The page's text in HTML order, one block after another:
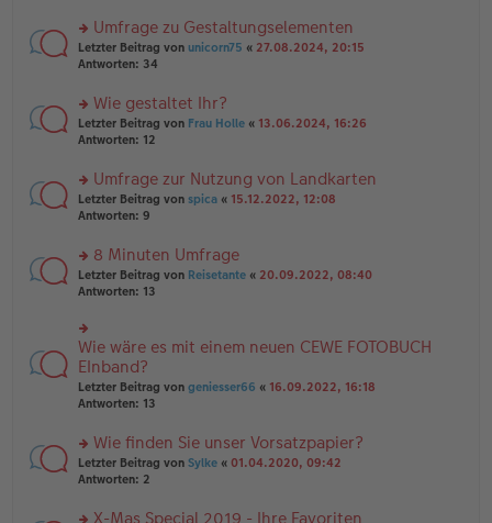
B
ei
tr
g
n
g
el
e
n
er
tr
a
g
rs
te
n
g
el
e
n
er
tr
a
g
Umfrage zu Gestaltungselementen
Letzter Beitrag von unicorn75 « 27.08.2024, 20:15
Antworten: 34
rs
te
n
g
el
e
n
er
tr
a
g
Wie gestaltet Ihr?
Letzter Beitrag von Frau Holle « 13.06.2024, 16:26
Antworten: 12
rs
te
n
g
el
e
n
er
B
ei
tr
g
Umfrage zur Nutzung von Landkarten
Letzter Beitrag von spica « 15.12.2022, 12:08
Antworten: 9
rs
te
u
n
g
el
es
e
er
B
ei
tr
8 Minuten Umfrage
Letzter Beitrag von Reisetante « 20.09.2022, 08:40
Antworten: 13
rs
te
r
u
n
el
es
e
Wie wäre es mit einem neuen CEWE FOTOBUCH
EInband?
Letzter Beitrag von geniesser66 « 16.09.2022, 16:18
Antworten: 13
rs
te
Wie finden Sie unser Vorsatzpapier?
Letzter Beitrag von Sylke « 01.04.2020, 09:42
Antworten: 2
X-Mas Special 2019 - Ihre Favoriten